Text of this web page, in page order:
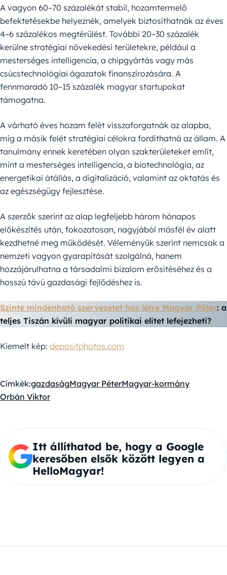
A vagyon 60–70 százalékát stabil, hozamtermelő
befektetésekbe helyeznék, amelyek biztosíthatnák az éves
4–6 százalékos megtérülést. További 20–30 százalék
kerülne stratégiai növekedési területekre, például a
mesterséges intelligencia, a chipgyártás vagy más
csúcstechnológiai ágazatok finanszírozására. A
fennmaradó 10–15 százalék magyar startupokat
támogatna.
A várható éves hozam felét visszaforgatnák az alapba,
míg a másik felét stratégiai célokra fordíthatná az állam. A
tanulmány ennek keretében olyan szakterületeket említ,
mint a mesterséges intelligencia, a biotechnológia, az
energetikai átállás, a digitalizáció, valamint az oktatás és
az egészségügy fejlesztése.
A szerzők szerint az alap legfeljebb három hónapos
előkészítés után, fokozatosan, nagyjából másfél év alatt
kezdhetné meg működését. Véleményük szerint nemcsak a
nemzeti vagyon gyarapítását szolgálná, hanem
hozzájárulhatna a társadalmi bizalom erősítéséhez és a
hosszú távú gazdasági fejlődéshez is.
Szinte mindenható szervezetet hoz létre Magyar Péter: a
teljes Tiszán kívüli magyar politikai elitet lefejezheti?
Kiemelt kép: depositphotos.com
Címkék:gazdaságMagyar PéterMagyar-kormány
Orbán Viktor
Itt állíthatod be, hogy a Google
keresőben elsők között legyen a
HelloMagyar!